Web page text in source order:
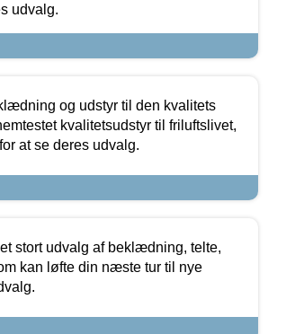
udvalg.
og udstyr til den kvalitets
kvalitetsudstyr til friluftslivet,
at se deres udvalg.
stort udvalg af beklædning, telte,
kan løfte din næste tur til nye